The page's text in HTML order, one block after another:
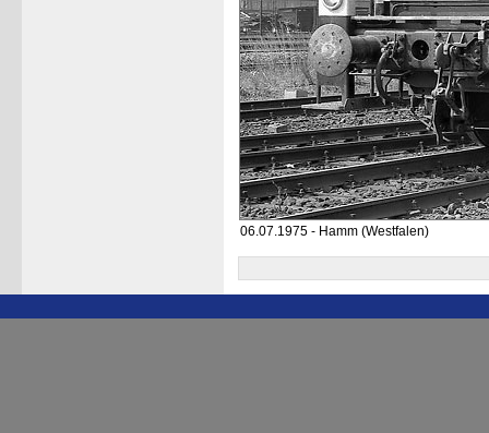
06.07.1975 - Hamm (Westfalen)